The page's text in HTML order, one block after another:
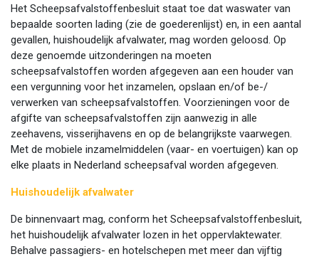
Het Scheepsafvalstoffenbesluit staat toe dat waswater van
bepaalde soorten lading (zie de goederenlijst) en, in een aantal
gevallen, huishoudelijk afvalwater, mag worden geloosd. Op
deze genoemde uitzonderingen na moeten
scheepsafvalstoffen worden afgegeven aan een houder van
een vergunning voor het inzamelen, opslaan en/of be-/
verwerken van scheepsafvalstoffen. Voorzieningen voor de
afgifte van scheepsafvalstoffen zijn aanwezig in alle
zeehavens, visserijhavens en op de belangrijkste vaarwegen.
Met de mobiele inzamelmiddelen (vaar- en voertuigen) kan op
elke plaats in Nederland scheepsafval worden afgegeven.
Huishoudelijk afvalwater
De binnenvaart mag, conform het Scheepsafvalstoffenbesluit,
het huishoudelijk afvalwater lozen in het oppervlaktewater.
Behalve passagiers- en hotelschepen met meer dan vijftig